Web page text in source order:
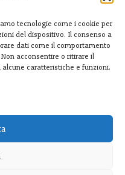
tecnologie come i cookie per
del dispositivo. Il consenso a
dati come il comportamento
acconsentire o ritirare il
caratteristiche e funzioni.
- Italia